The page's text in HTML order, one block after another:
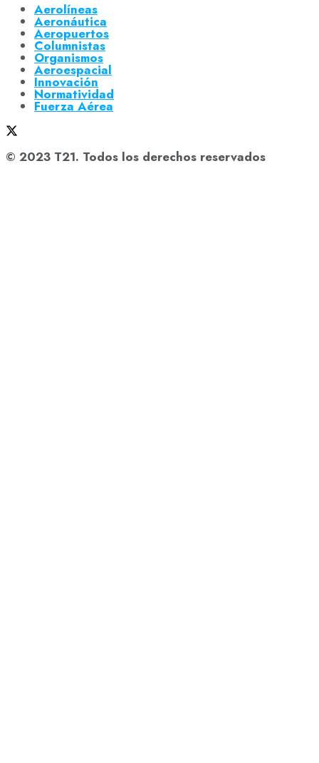
Aerolíneas
Aeronáutica
Aeropuertos
Columnistas
Organismos
Aeroespacial
Innovación
Normatividad
Fuerza Aérea
© 2023 T21. Todos los derechos reservados